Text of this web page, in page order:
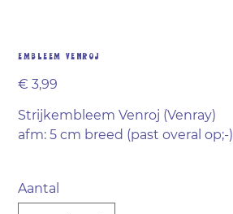
Embleem Venroj
Prijs
€ 3,99
Strijkembleem Venroj (Venray)
afm: 5 cm breed (past overal op;-)
Aantal